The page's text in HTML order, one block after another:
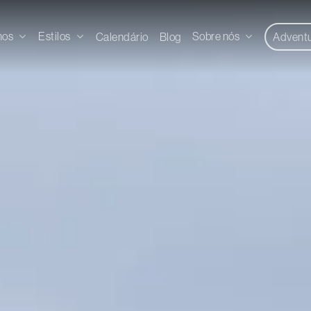
Estilos Calendário Blog Sobre nós